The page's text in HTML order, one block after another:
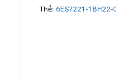
Thẻ: 6ES7221-1BH22-